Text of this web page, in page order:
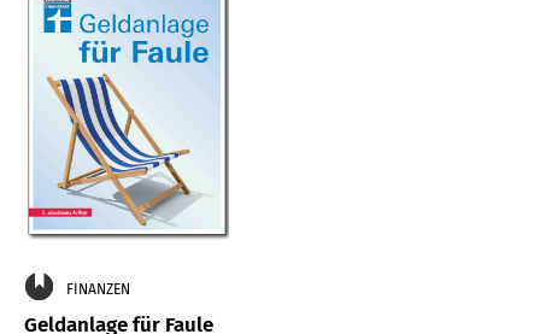
FINANZEN
Geldanlage für Faule